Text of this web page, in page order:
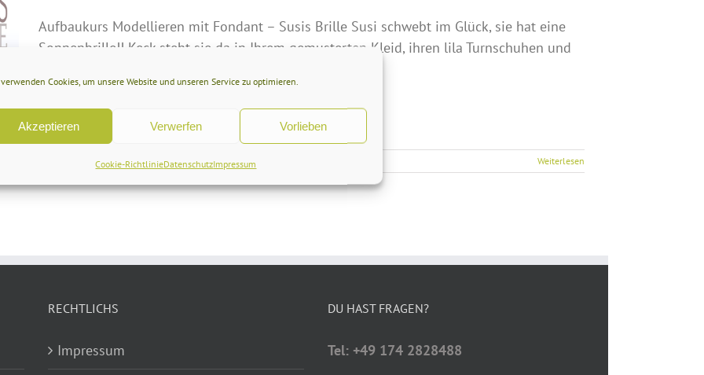
Cookies, um unsere Website und unseren Service zu optimieren.
Akzeptieren Verwerfen Vorlieben
Cookie-RichtlinieDatenschutzImpressum
Aufbaukurs Modellieren mit Fondant – Susis Brille Susi schwebt im Glück, sie hat eine
Sonnenbrille!! Keck steht sie da in Ihrem gemusterten Kleid, ihren lila Turnschuhen und
Weiterlesen
RECHTLICHS
Impressum
DU HAST FRAGEN?
Tel: +49 174 2828488